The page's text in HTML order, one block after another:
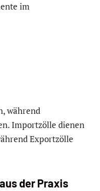
im
während
Importzölle dienen
Exportzölle
der Praxis